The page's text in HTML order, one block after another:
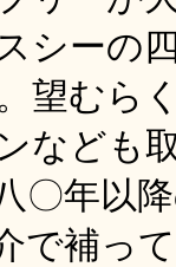
シーの
望むら
なども
〇年以
で補っ